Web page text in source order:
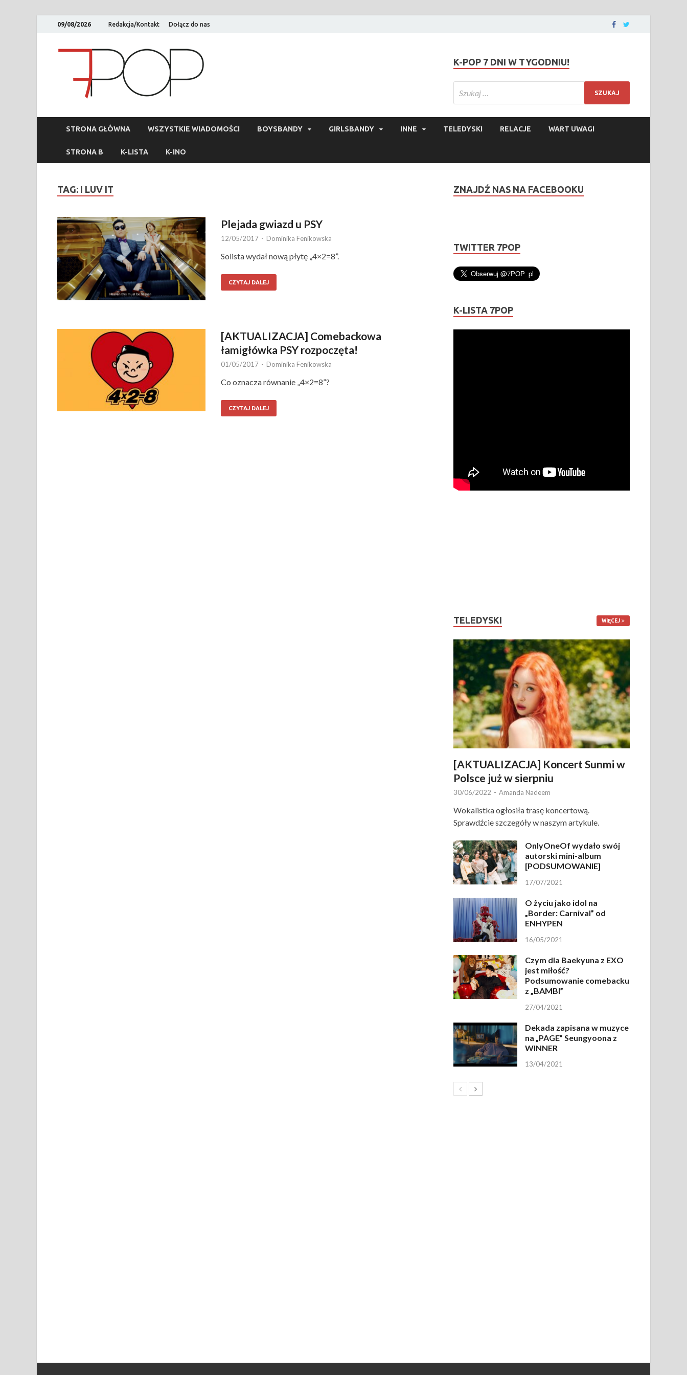
09/08/2026 Redakcja/Kontakt Dołącz do nas
K-POP 7 DNI W TYGODNIU!
STRONA GŁÓWNA WSZYSTKIE WIADOMOŚCI BOYSBANDY GIRLSBANDY INNE TELEDYSKI RELACJE WART UWAGI
STRONA B K-LISTA K-INO
TAG: I LUV IT
Plejada gwiazd u PSY
12/05/2017 - Dominika Fenikowska
Solista wydał nową płytę „4×2=8”.
CZYTAJ DALEJ
[AKTUALIZACJA] Comebackowa
łamigłówka PSY rozpoczęta!
01/05/2017 - Dominika Fenikowska
Co oznacza równanie „4×2=8”?
CZYTAJ DALEJ
ZNAJDŹ NAS NA FACEBOOKU
TWITTER 7POP
K-LISTA 7POP
TELEDYSKI WIĘCEJ
[AKTUALIZACJA] Koncert Sunmi w
Polsce już w sierpniu
30/06/2022 - Amanda Nadeem
Wokalistka ogłosiła trasę koncertową.
Sprawdźcie szczegóły w naszym artykule.
OnlyOneOf wydało swój
autorski mini-album
[PODSUMOWANIE]
17/07/2021
O życiu jako idol na
„Border: Carnival” od
ENHYPEN
16/05/2021
Czym dla Baekyuna z EXO
jest miłość?
Podsumowanie comebacku
z „BAMBI”
27/04/2021
Dekada zapisana w muzyce
na „PAGE” Seungyoona z
WINNER
13/04/2021